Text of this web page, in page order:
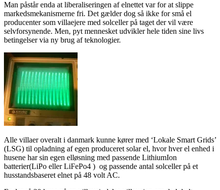
Man påstår enda at liberaliseringen af elnettet var for at slippe
markedsmekanismerne fri. Det gælder dog så ikke for små el
producenter som villaejere med solceller på taget der vil være
selvforsynende. Men, pyt mennesket udvikler hele tiden sine livs
betingelser via ny brug af teknologier.
Alle villaer overalt i danmark kunne kører med ‘Lokale Smart Grids’
(LSG) til opladning af egen produceret solar el, hvor hver el enhed i
husene har sin egen elløsning med passende LithiumIon
batterier(LiPo eller LiFePo4 ) og passende antal solceller på et
husstandsbaseret elnet på 48 volt AC.